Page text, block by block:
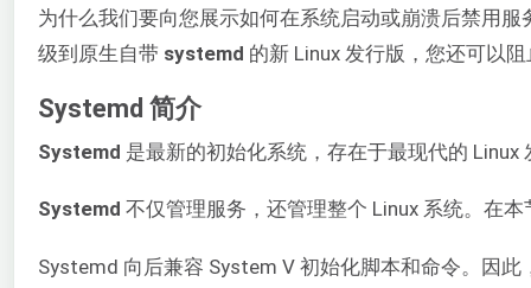
为什么我们要向您展示如何在系统启动或崩溃后禁用
级到原生自带 systemd 的新 Linux 发行版，您还可以
Systemd 简介
Systemd 是最新的初始化系统，存在于最现代的
Systemd 不仅管理服务，还管理整个 Linux 系统。在
Systemd 向后兼容 System V 初始化脚本和命令。因